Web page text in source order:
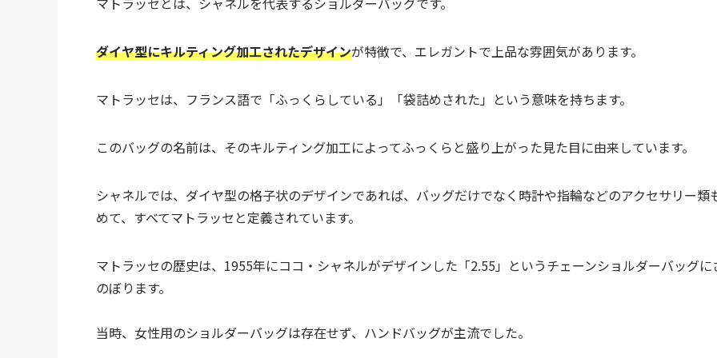
ダイヤ型にキルティング加工されたデザインが特徴で、エレガントで上品な雰囲気があります。
マトラッセは、フランス語で「ふっくらしている」「袋詰めされた」という意味を持ちます。
このバッグの名前は、そのキルティング加工によってふっくらと盛り上がった見た目に由来しています。
シャネルでは、ダイヤ型の格子状のデザインであれば、バッグだけでなく時計や指輪などのアクセサリー類
めて、すべてマトラッセと定義されています。
マトラッセの歴史は、1955年にココ・シャネルがデザインした「2.55」というチェーンショルダーバッグに
のぼります。
当時、女性用のショルダーバッグは存在せず、ハンドバッグが主流でした。